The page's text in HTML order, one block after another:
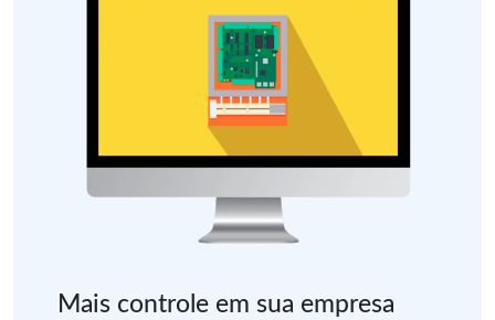
Mais controle em sua empresa